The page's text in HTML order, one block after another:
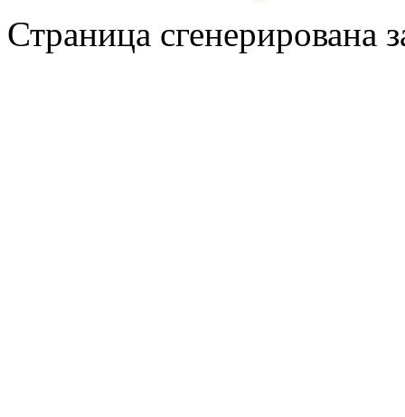
Страница сгенерирована